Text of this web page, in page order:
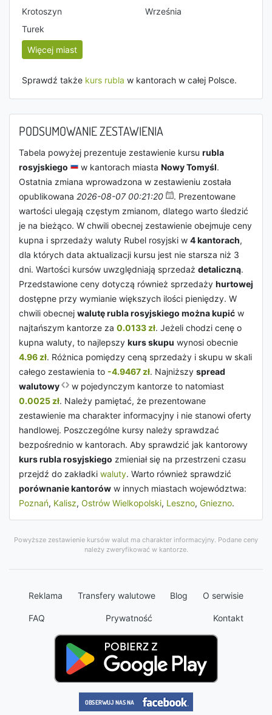
Krotoszyn
Września
Turek
Więcej miast
Sprawdź także kurs rubla w kantorach w całej Polsce.
PODSUMOWANIE ZESTAWIENIA
Tabela powyżej prezentuje zestawienie kursu rubla
rosyjskiego
w kantorach miasta Nowy Tomyśl.
Ostatnia zmiana wprowadzona w zestawieniu została
opublikowana 2026-08-07 00:21:20
. Prezentowane
wartości ulegają częstym zmianom, dlatego warto śledzić
je na bieżąco. W chwili obecnej zestawienie obejmuje ceny
kupna i sprzedaży waluty Rubel rosyjski w 4 kantorach,
dla których data aktualizacji kursu jest nie starsza niż 3
dni. Wartości kursów uwzględniają sprzedaż detaliczną.
Przedstawione ceny dotyczą również sprzedaży hurtowej
dostępne przy wymianie większych ilości pieniędzy. W
chwili obecnej walutę rubla rosyjskiego można kupić w
najtańszym kantorze za 0.0133 zł. Jeżeli chodzi cenę o
kupna waluty, to najlepszy kurs skupu wynosi obecnie
4.96 zł. Różnica pomiędzy ceną sprzedaży i skupu w skali
całego zestawienia to -4.9467 zł. Najniższy spread
walutowy
w pojedynczym kantorze to natomiast
0.0025 zł. Należy pamiętać, że prezentowane
zestawienie ma charakter informacyjny i nie stanowi oferty
handlowej. Poszczególne kursy należy sprawdzać
bezpośrednio w kantorach. Aby sprawdzić jak kantorowy
kurs rubla rosyjskiego zmieniał się na przestrzeni czasu
przejdź do zakładki waluty. Warto również sprawdzić
porównanie kantorów w innych miastach województwa:
Poznań, Kalisz, Ostrów Wielkopolski, Leszno, Gniezno.
Powyższe zestawienie kursów walut ma charakter informacyjny. Podane ceny
należy zweryfikować w kantorze.
Reklama Transfery walutowe Blog O serwisie
FAQ Prywatność Kontakt